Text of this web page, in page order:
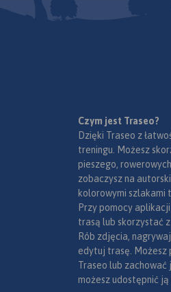
Czym jest Traseo?
Dzięki Traseo z
treningu. Możesz
pieszego,
zobaczysz na
kolorowymi szlakami
Przy pomocy
trasą lub skorzystać
Rób zdjęcia,
edytuj trasę. Możesz
Traseo lub
możesz udostępnić